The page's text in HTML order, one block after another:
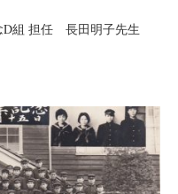
D組 担任 長田明子先生